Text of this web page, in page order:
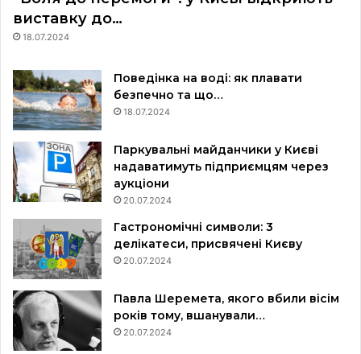
виставку до…
18.07.2024
Поведінка на воді: як плавати
безпечно та що…
18.07.2024
Паркувальні майданчики у Києві
надаватимуть підприємцям через
аукціони
20.07.2024
Гастрономічні символи: 3
делікатеси, присвячені Києву
20.07.2024
Павла Шеремета, якого вбили вісім
років тому, вшанували…
20.07.2024